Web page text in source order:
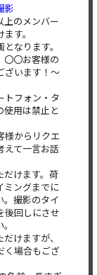
影
上のメンバー
す。
なります。
〇〇お客様の
ざいます！〜
トフォン・タ
使用は禁止と
様からリクエ
えて一言お話
けます。荷
ミングまでに
。撮影のタイ
後回しにさせ
けますが、
く場合もござ